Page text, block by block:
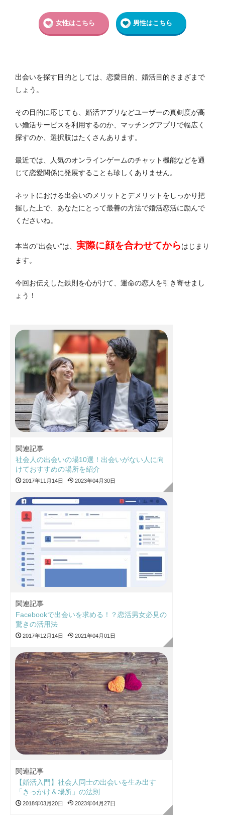
女性はこちら 男性はこちら
出会いを探す目的としては、恋愛目的、婚活目的さまざまで
しょう。
その目的に応じても、婚活アプリなどユーザーの真剣度が高
い婚活サービスを利用するのか、マッチングアプリで幅広く
探すのか、選択肢はたくさんあります。
最近では、人気のオンラインゲームのチャット機能などを通
じて恋愛関係に発展することも珍しくありません。
ネットにおける出会いのメリットとデメリットをしっかり把
握した上で、あなたにとって最善の方法で婚活恋活に励んで
くださいね。
本当の”出会い”は、 実際に顔を合わせてからはじまり
ます。
今回お伝えした鉄則 を心がけて、運命の恋人を引き寄せまし
ょう！
関連記事
社会人の出会いの場10選！出会いがない人に向
けておすすめの場所を紹介
2017年11月14日 2023年04月30日
関連記事
Facebookで出会いを求める！？恋活男女必見の
驚きの活用法
2017年12月14日 2021年04月01日
関連記事
【婚活入門】社会人同士の出会いを生み出す
「きっかけ＆場所」の法則
2018年03月20日 2023年04月27日